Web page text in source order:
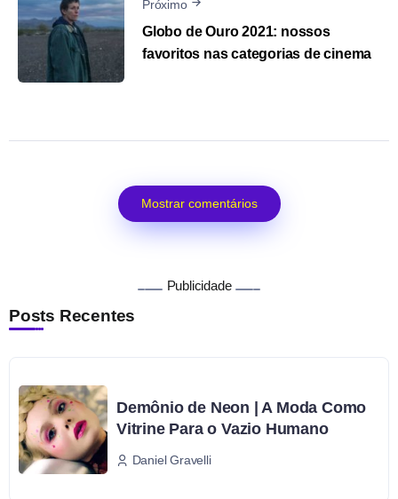
Próximo
Globo de Ouro 2021: nossos
favoritos nas categorias de cinema
Mostrar comentários
Publicidade
Posts Recentes
Demônio de Neon | A Moda Como
Vitrine Para o Vazio Humano
Daniel Gravelli